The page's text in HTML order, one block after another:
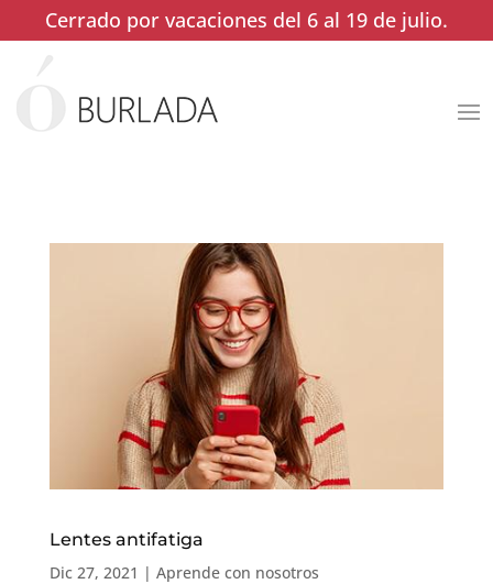
Cerrado por vacaciones del 6 al 19 de julio.
Lentes antifatiga
Dic 27, 2021 | Aprende con nosotros